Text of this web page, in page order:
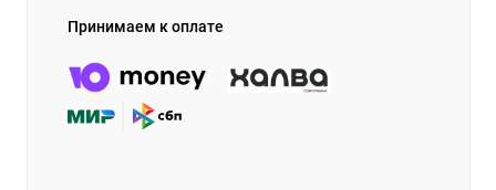
Принимаем к оплате